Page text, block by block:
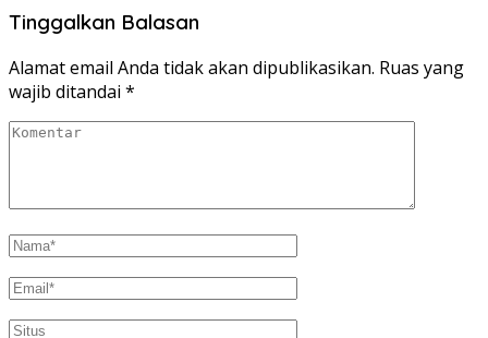
Tinggalkan Balasan
Alamat email Anda tidak akan dipublikasikan. Ruas yang
wajib ditandai *